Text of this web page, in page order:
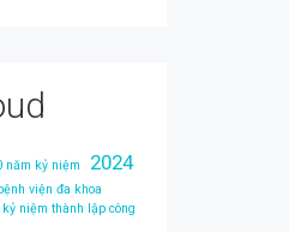
năm kỷ niệm 2024
viện đa khoa
niệm thành lập công